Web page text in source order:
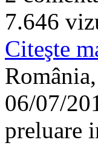
7.646
Citeşte
06/07/
preluare